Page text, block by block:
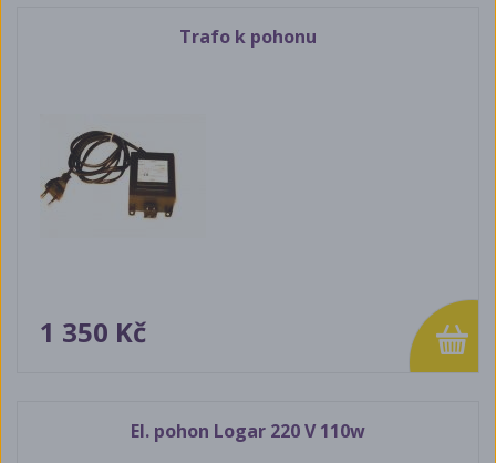
Trafo k pohonu
1 350 Kč
El. pohon Logar 220 V 110w